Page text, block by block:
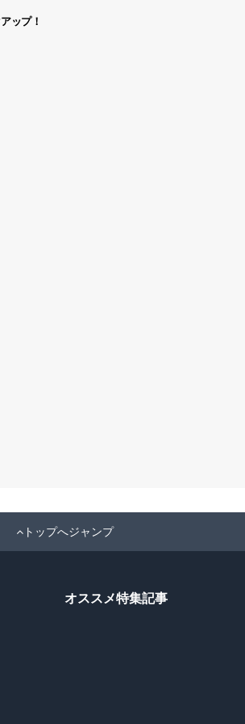
ップ！
トップへジャンプ
オススメ特集記事